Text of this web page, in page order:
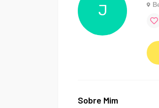
J
Sobre Mim